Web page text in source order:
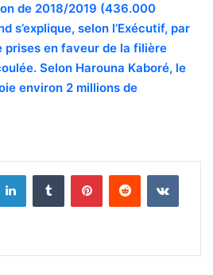
de 2018/2019 (436.000
s’explique, selon l’Exécutif, par
prises en faveur de la filière
Selon Harouna Kaboré, le
environ 2 millions de